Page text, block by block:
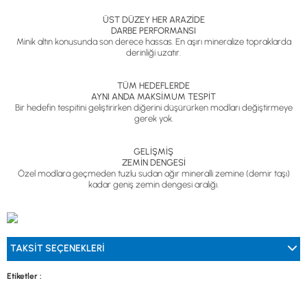
ÜST DÜZEY HER ARAZİDE
DARBE PERFORMANSI
Minik altın konusunda son derece hassas. En aşırı mineralize topraklarda
derinliği uzatır.
TÜM HEDEFLERDE
AYNI ANDA MAKSİMUM TESPİT
Bir hedefin tespitini geliştirirken diğerini düşürürken modları değiştirmeye
gerek yok.
GELİŞMİŞ
ZEMİN DENGESİ
Özel modlara geçmeden tuzlu sudan ağır mineralli zemine (demir taşı)
kadar geniş zemin dengesi aralığı.
TAKSIT SEÇENEKLERI
Etiketler :